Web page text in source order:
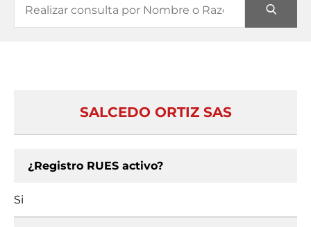
SALCEDO ORTIZ SAS
¿Registro RUES activo?
Si